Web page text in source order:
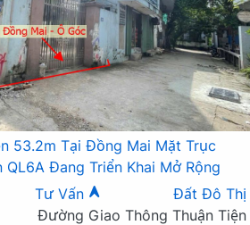
53.2m Tại Đồng Mai Mặt Trục
QL6A Đang Triển Khai Mở Rộng
Tư Vấn
Đất Đô Thị
Đường Giao Thông Thuận Tiện